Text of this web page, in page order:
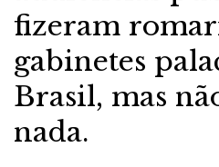
fizeram
gabinetes
Brasil, mas
nada.